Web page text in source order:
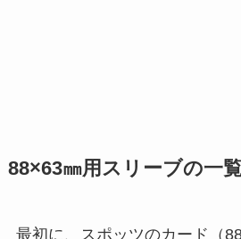
88×63㎜用スリーブの一
最初に、スポッツのカード（